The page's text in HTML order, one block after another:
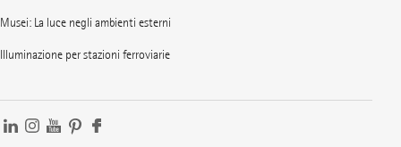
Musei: La luce negli ambienti esterni
Illuminazione per stazioni ferroviarie